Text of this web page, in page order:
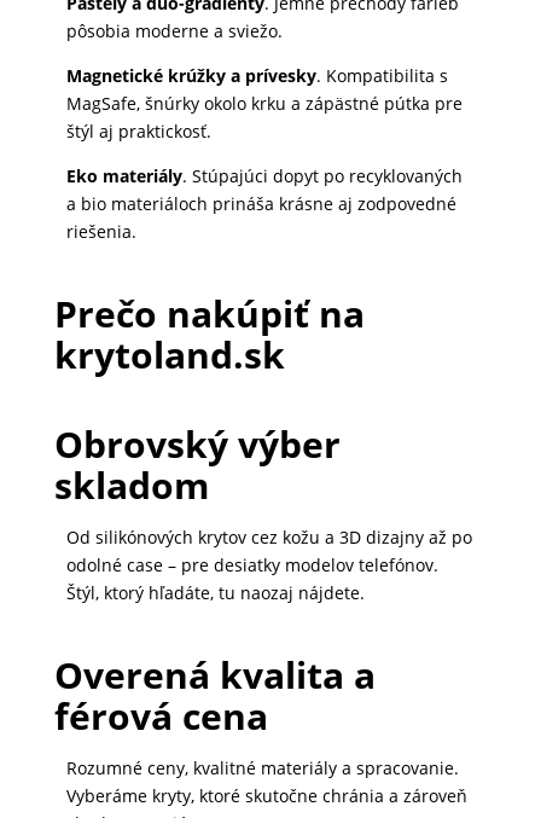
pôsobia moderne a sviežo.
Magnetické krúžky a prívesky. Kompatibilita s
MagSafe, šnúrky okolo krku a zápästné pútka pre
štýl aj praktickosť.
Eko materiály. Stúpajúci dopyt po recyklovaných
a bio materiáloch prináša krásne aj zodpovedné
riešenia.
Prečo nakúpiť na
krytoland.sk
Obrovský výber
skladom
Od silikónových krytov cez kožu a 3D dizajny až po
odolné case – pre desiatky modelov telefónov.
Štýl, ktorý hľadáte, tu naozaj nájdete.
Overená kvalita a
férová cena
Rozumné ceny, kvalitné materiály a spracovanie.
Vyberáme kryty, ktoré skutočne chránia a zároveň